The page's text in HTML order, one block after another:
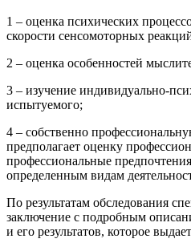
1 – оценка психических
скорости сенсомоторных
2 – оценка особенностей
3 – изучение индивидуально-
испытуемого;
4 – собственно
предполагает оценку
профессиональные
определенным видам
По результатам обследования
заключение с подробным
и его результатов, которое